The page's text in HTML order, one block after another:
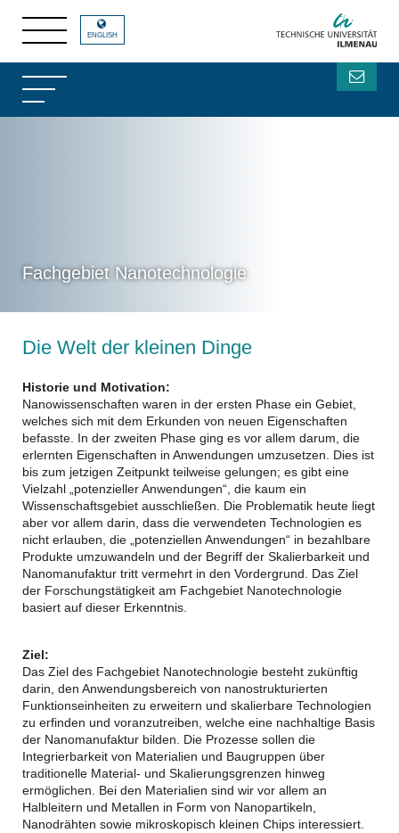
Fachgebiet Nanotechnologie
ENGLISH
Die Welt der kleinen Dinge
Historie und Motivation:
Nanowissenschaften waren in der ersten Phase ein Gebiet,
welches sich mit dem Erkunden von neuen Eigenschaften
befasste. In der zweiten Phase ging es vor allem darum, die
erlernten Eigenschaften in Anwendungen umzusetzen. Dies ist
bis zum jetzigen Zeitpunkt teilweise gelungen; es gibt eine
Vielzahl „potenzieller Anwendungen“, die kaum ein
Wissenschaftsgebiet ausschließen. Die Problematik heute liegt
aber vor allem darin, dass die verwendeten Technologien es
nicht erlauben, die „potenziellen Anwendungen“ in bezahlbare
Produkte umzuwandeln und der Begriff der Skalierbarkeit und
Nanomanufaktur tritt vermehrt in den Vordergrund. Das Ziel
der Forschungstätigkeit am Fachgebiet Nanotechnologie
basiert auf dieser Erkenntnis.
Ziel:
Das Ziel des Fachgebiet Nanotechnologie besteht zukünftig
darin, den Anwendungsbereich von nanostrukturierten
Funktionseinheiten zu erweitern und skalierbare Technologien
zu erfinden und voranzutreiben, welche eine nachhaltige Basis
der Nanomanufaktur bilden. Die Prozesse sollen die
Integrierbarkeit von Materialien und Baugruppen über
traditionelle Material- und Skalierungsgrenzen hinweg
ermöglichen. Bei den Materialien sind wir vor allem an
Halbleitern und Metallen in Form von Nanopartikeln,
Nanodrähten sowie mikroskopisch kleinen Chips interessiert.